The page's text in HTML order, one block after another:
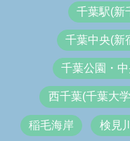
千葉駅(新
千葉中央(新
千葉公園・
西千葉(千葉大
稲毛海岸 検見